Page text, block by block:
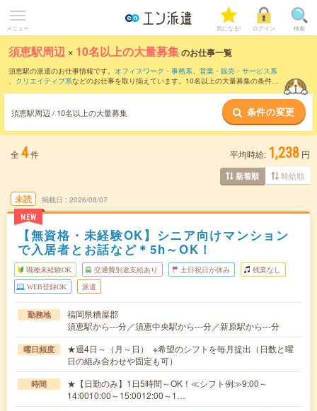
メニュー 気になる! ログイン 検索
須恵駅周辺 × 10名以上の大量募集のお仕事一覧
須恵駅の派遣のお仕事情報です。 オフィスワーク・事務系、 営業・販売・サービス系
、 クリエイティブ系などのお仕事を取り揃えています。10名以上の大量募集の条件の
須恵駅周辺 / 10名以上の大量募集 条件の変更
全 4件 平均時給: 1,238 円
新着順 時給順
未読
NEW
掲載日 2026/08/07
【無資格・未経験OK】シニア向けマンション
で入居者とお話など＊5h～OK！
職種未経験OK 交通費別途支給あり 土日祝日が休み 残業なし
WEB登録OK 派遣
勤務地
福岡県糟屋郡
須恵駅から---分／須恵中央駅から---分／新原駅から---分
曜日頻度
★週4日～（月～日） ※希望のシフトを毎月提出（日数と曜
日の組み合わせや固定も可）
時間
★【日勤のみ】1日5時間～OK！≪シフト例≫9:00～
14:0010:00～15:0012:00～1…